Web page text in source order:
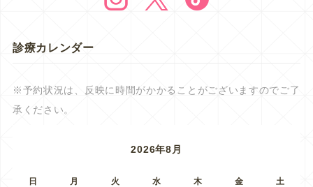
診療カレンダー
※予約状況は、反映に時間がかかることがございますのでご了
承ください。
2026年8月
日 月 火 水 木 金 土